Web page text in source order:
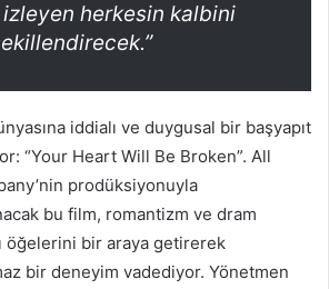
herkesin kalbini
iddialı ve duygusal bir başyapıt
“Your Heart Will Be Broken”. All
prodüksiyonuyla
bu film, romantizm ve dram
öğelerini bir araya getirerek
bir deneyim vadediyor. Yönetmen